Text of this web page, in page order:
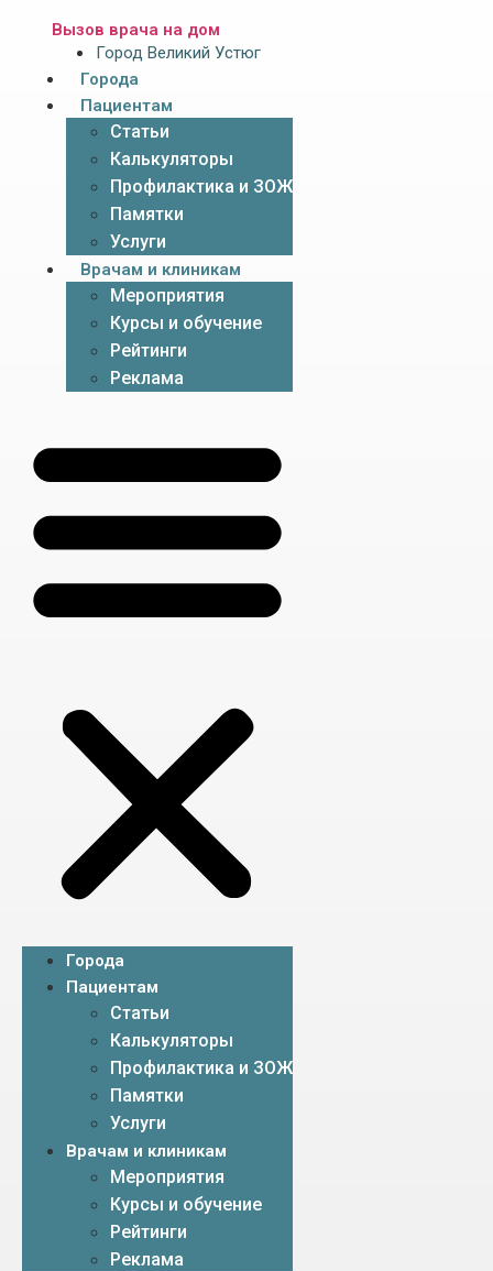
Вызов врача на дом
Город Великий Устюг
Города
Пациентам
Статьи
Калькуляторы
Профилактика и ЗОЖ
Памятки
Услуги
Врачам и клиникам
Мероприятия
Курсы и обучение
Рейтинги
Реклама
Города
Пациентам
Статьи
Калькуляторы
Профилактика и ЗОЖ
Памятки
Услуги
Врачам и клиникам
Мероприятия
Курсы и обучение
Рейтинги
Реклама